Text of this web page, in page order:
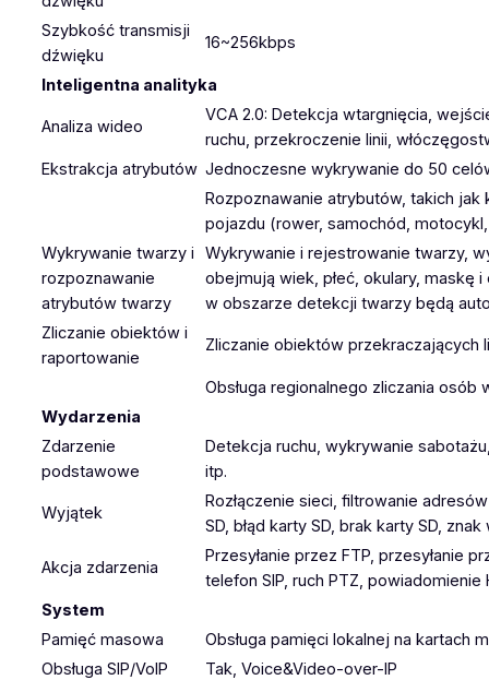
Szybkość transmisji
dźwięku
16~256kbps
Inteligentna analityka
Analiza wideo
VCA 2.0: Detekcja wtargnięcia,
ruchu, przekroczenie linii,
Ekstrakcja atrybutów Jednoczesne wykrywanie do 50
Rozpoznawanie atrybutów, takich
pojazdu (rower, samochód,
Wykrywanie twarzy i
rozpoznawanie
atrybutów twarzy
Wykrywanie i rejestrowanie twarzy,
obejmują wiek, płeć, okulary, maskę
w obszarze detekcji twarzy będą
Zliczanie obiektów i
raportowanie
Zliczanie obiektów przekraczających
Obsługa regionalnego zliczania
Wydarzenia
Zdarzenie
podstawowe
Detekcja ruchu, wykrywanie
itp.
Wyjątek
Rozłączenie sieci, filtrowanie
SD, błąd karty SD, brak karty SD,
Akcja zdarzenia
Przesyłanie przez FTP, przesyłanie
telefon SIP, ruch PTZ, powiadomienie
System
Pamięć masowa
Obsługa pamięci lokalnej na kartach
Obsługa SIP/VoIP
Tak, Voice&Video-over-IP